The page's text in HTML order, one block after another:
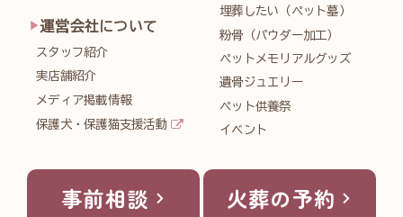
運営会社について
スタッフ紹介
実店舗紹介
メディア掲載情報
保護犬・保護猫支援活動
埋葬したい（ペット墓）
粉骨（パウダー加工）
ペットメモリアルグッズ
遺骨ジュエリー
ペット供養祭
イベント
事前相談 火葬の予約